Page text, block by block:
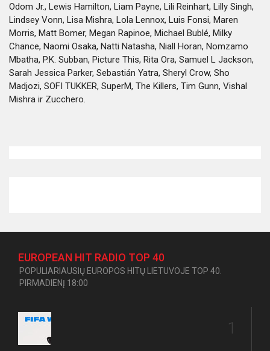
Odom Jr., Lewis Hamilton, Liam Payne, Lili Reinhart, Lilly Singh,
Lindsey Vonn, Lisa Mishra, Lola Lennox, Luis Fonsi, Maren
Morris, Matt Bomer, Megan Rapinoe, Michael Bublé, Milky
Chance, Naomi Osaka, Natti Natasha, Niall Horan, Nomzamo
Mbatha, P.K. Subban, Picture This, Rita Ora, Samuel L Jackson,
Sarah Jessica Parker, Sebastián Yatra, Sheryl Crow, Sho
Madjozi, SOFI TUKKER, SuperM, The Killers, Tim Gunn, Vishal
Mishra ir Zucchero.
EUROPEAN HIT RADIO TOP 40
POPULIARIAUSIŲ EUROPOS HITŲ LIETUVOJE TOP 40.
PIRMADIENĮ 18:00
1